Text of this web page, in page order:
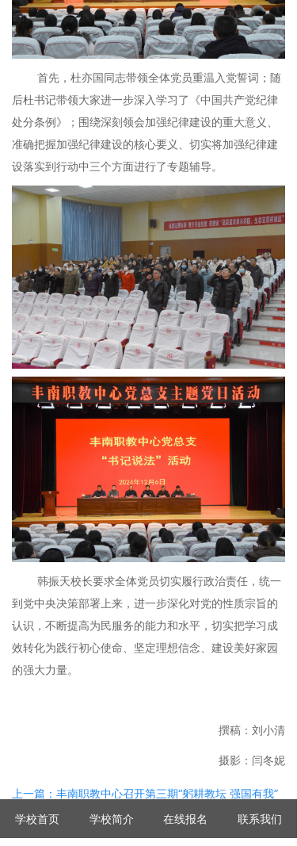
首先，杜亦国同志带领全体党员重温入党誓词；随
后杜书记带领大家进一步深入学习了《中国共产党纪律
处分条例》；围绕深刻领会加强纪律建设的重大意义、
准确把握加强纪律建设的核心要义、切实将加强纪律建
设落实到行动中三个方面进行了专题辅导。
韩振天校长要求全体党员切实履行政治责任，统一
到党中央决策部署上来，进一步深化对党的性质宗旨的
认识，不断提高为民服务的能力和水平，切实把学习成
效转化为践行初心使命、坚定理想信念、建设美好家园
的强大力量。
撰稿：刘小清
摄影：闫冬妮
上一篇：丰南职教中心召开第三期“躬耕教坛 强国有我”
最美教师师德报告会
下一篇：党团同心传薪火 青春接力担使命——丰南区职
学校首页 学校简介 在线报名 联系我们